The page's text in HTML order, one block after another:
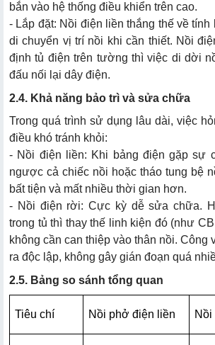
bắn vào hệ thống điều khiển trên cao.
- Lắp đặt: Nồi điện liền thắng thế về tính
di chuyển vị trí nồi khi cần thiết. Nồi
định tủ điện trên tường thì việc di dời
đấu nối lại dây điện.
2.4. Khả năng bảo trì và sửa chữa
Trong quá trình sử dụng lâu dài, việc
điều khó tránh khỏi:
- Nồi điện liền: Khi bảng điện gặp sự
ngược cả chiếc nồi hoặc tháo tung bệ
bất tiện và mất nhiều thời gian hơn.
- Nồi điện rời: Cực kỳ dễ sửa chữa.
trong tủ thì thay thế linh kiện đó (như
không cần can thiệp vào thân nồi. Công
ra độc lập, không gây gián đoạn quá
2.5. Bảng so sánh tổng quan
Tiêu chí Nồi phở điện liền